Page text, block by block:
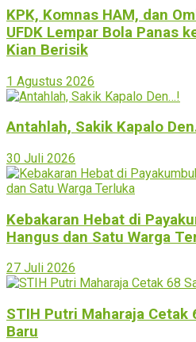
KPK, Komnas HAM, dan
UFDK Lempar Bola Panas
Kian Berisik
1 Agustus 2026
Antahlah, Sakik Kapalo
30 Juli 2026
Kebakaran Hebat di
Hangus dan Satu Warga
27 Juli 2026
STIH Putri Maharaja Cetak
Baru